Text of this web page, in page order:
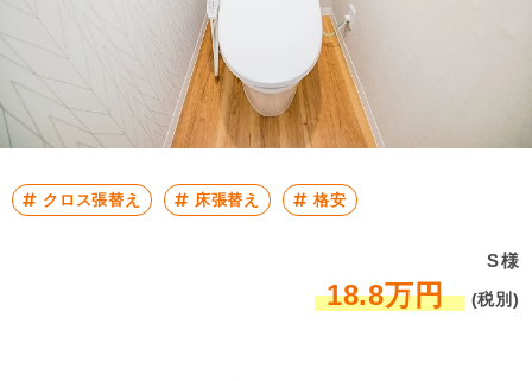
クロス張替え 床張替え 格安
S様
18.8万円 (税別)